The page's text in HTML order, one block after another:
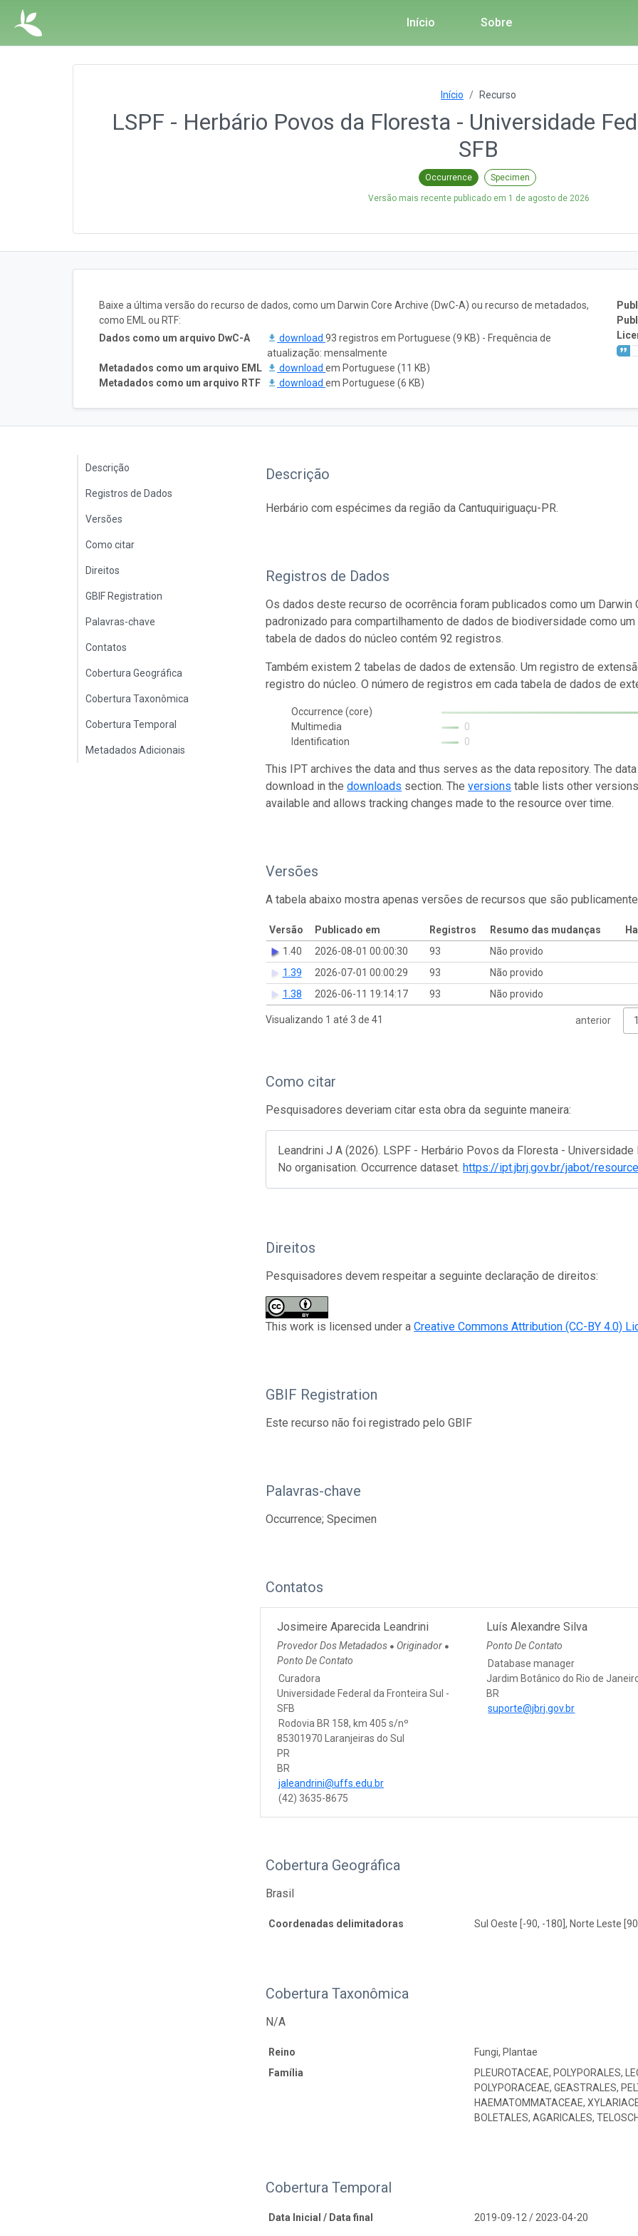
Início Sobre
Início Recurso
LSPF - Herbário Povos da Floresta - Universidade
SFB
Occurrence Specimen
Versão mais recente publicado em 1 de agosto de 2026
Baixe a última versão do recurso de dados, como um Darwin Core Archive (DwC-A) ou recurso de metadados,
como EML ou RTF:
Dados como um arquivo DwC-A
download 93 registros em Portuguese (9 KB) - Frequência de
atualização: mensalmente
Metadados como um arquivo EML
download em Portuguese (11 KB)
Metadados como um arquivo RTF
download em Portuguese (6 KB)
Descrição
Registros de Dados
Versões
Como citar
Direitos
GBIF Registration
Palavras-chave
Contatos
Cobertura Geográfica
Cobertura Taxonômica
Cobertura Temporal
Metadados Adicionais
Descrição
Herbário com espécimes da região da Cantuquiriguaçu-PR.
Registros de Dados
Os dados deste recurso de ocorrência foram publicados como um Darwin
padronizado para compartilhamento de dados de biodiversidade como
tabela de dados do núcleo contém 92 registros.
Também existem 2 tabelas de dados de extensão. Um registro de
registro do núcleo. O número de registros em cada tabela de dados de
Occurrence (core)
Multimedia
0
Identification
0
This IPT archives the data and thus serves as the data repository. The
download in thedownloads section. Theversions table lists other
available and allows tracking changes made to the resource over time.
Versões
A tabela abaixo mostra apenas versões de recursos que são
Versão Publicado em Registros Resumo das mudanças
1.40
2026-08-01 00:00:30 93
Não provido
1.39
2026-07-01 00:00:29 93
Não provido
1.38
2026-06-11 19:14:17 93 Não provido
Visualizando 1 até 3 de 41 anterior
Como citar
Pesquisadores deveriam citar esta obra da seguinte maneira:
Leandrini J A (2026). LSPF - Herbário Povos da Floresta -
No organisation. Occurrence dataset. https://ipt.jbrj.gov.br/jabot/
Direitos
Pesquisadores devem respeitar a seguinte declaração de direitos:
This work is licensed under aCreative Commons Attribution (CC-BY 4.0)
GBIF Registration
Este recurso não foi registrado pelo GBIF
Palavras-chave
Occurrence; Specimen
Contatos
Josimeire Aparecida Leandrini
Provedor Dos Metadados ● Originador ●
Ponto De Contato
Curadora
Universidade Federal da Fronteira Sul -
SFB
Rodovia BR 158, km 405 s/nº
85301970 Laranjeiras do Sul
PR
BR
jaleandrini@uffs.edu.br
(42) 3635-8675
Luís Alexandre Silva
Ponto De Contato
Database manager
Jardim Botânico do Rio de
BR
suporte@jbrj.gov.br
Cobertura Geográfica
Brasil
Coordenadas delimitadoras Sul Oeste [-90, -180], Norte Leste
Cobertura Taxonômica
N/A
Reino
Fungi, Plantae
Família
PLEUROTACEAE, POLYPORALES,
POLYPORACEAE, GEASTRALES,
HAEMATOMMATACEAE,
BOLETALES, AGARICALES,
Cobertura Temporal
Data Inicial / Data final 2019-09-12 / 2023-04-20